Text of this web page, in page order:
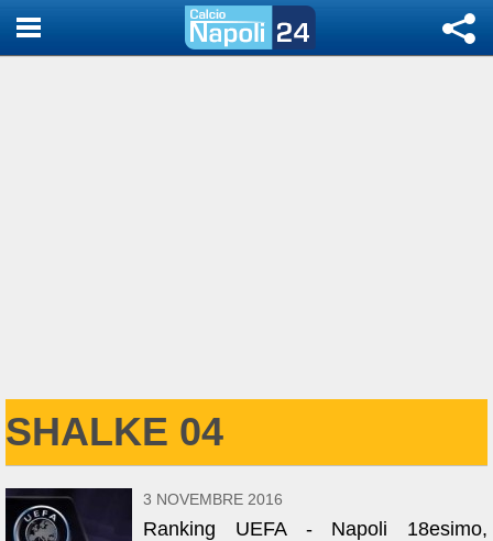
SHALKE 04
3 NOVEMBRE 2016
Ranking UEFA - Napoli 18esimo,